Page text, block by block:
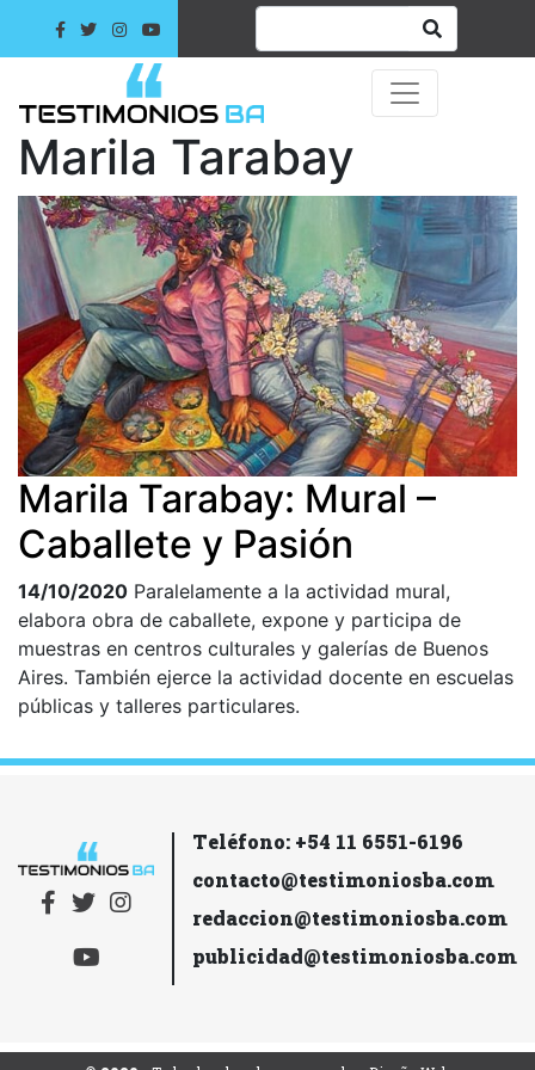
Marila Tarabay
Marila Tarabay: Mural –
Caballete y Pasión
14/10/2020 Paralelamente a la actividad mural,
elabora obra de caballete, expone y participa de
muestras en centros culturales y galerías de Buenos
Aires. También ejerce la actividad docente en escuelas
públicas y talleres particulares.
Teléfono: +54 11 6551-6196
contacto@testimoniosba.com
redaccion@testimoniosba.com
publicidad@testimoniosba.com